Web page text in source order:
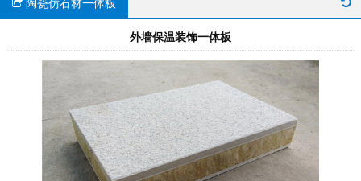
陶瓷仿石材一体板
外墙保温装饰一体板